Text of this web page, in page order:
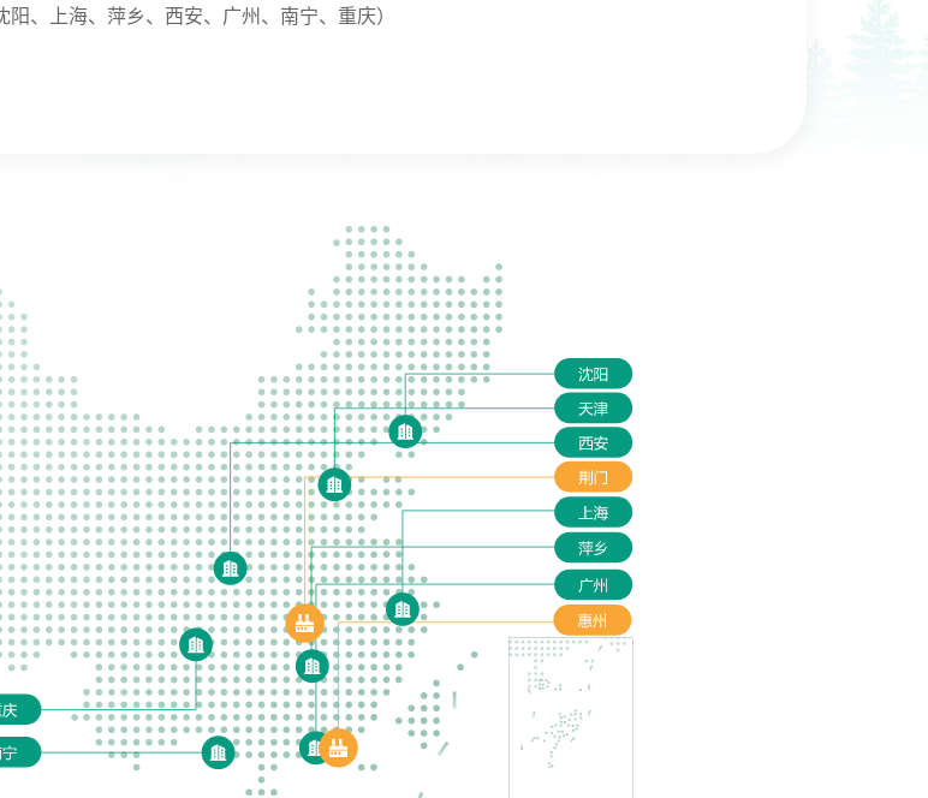
、上海、萍乡、西安、广州、南宁、重庆）